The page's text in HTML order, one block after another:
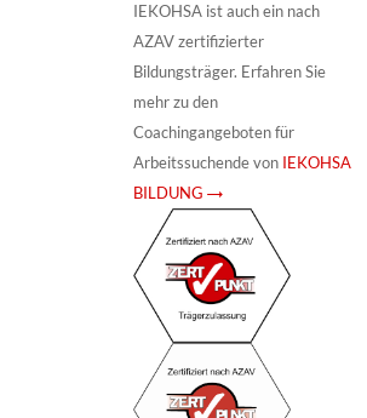
IEKOHSA ist auch ein nach
AZAV zertifizierter
Bildungsträger. Erfahren Sie
mehr zu den
Coachingangeboten für
Arbeitssuchende von IEKOHSA
BILDUNG →